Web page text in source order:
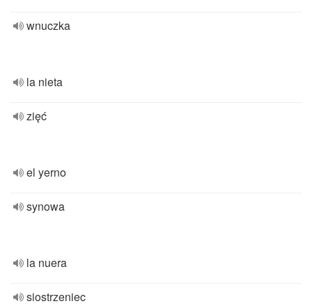
wnuczka
la nieta
zięć
el yerno
synowa
la nuera
siostrzeniec